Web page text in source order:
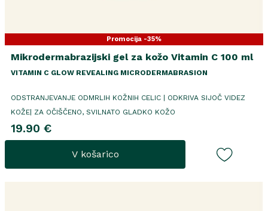
Promocija -35%
Mikrodermabrazijski gel za kožo Vitamin C 100 ml
VITAMIN C GLOW REVEALING MICRODERMABRASION
ODSTRANJEVANJE ODMRLIH KOŽNIH CELIC | ODKRIVA SIJOČ VIDEZ
KOŽE| ZA OČIŠČENO, SVILNATO GLADKO KOŽO
19.90 €
V košarico